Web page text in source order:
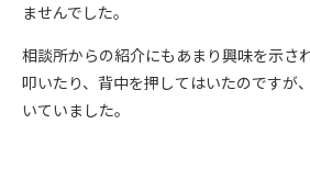
ませんでした。
相談所からの紹介にもあまり興味を示さ
叩いたり、背中を押してはいたのですが
いていました。